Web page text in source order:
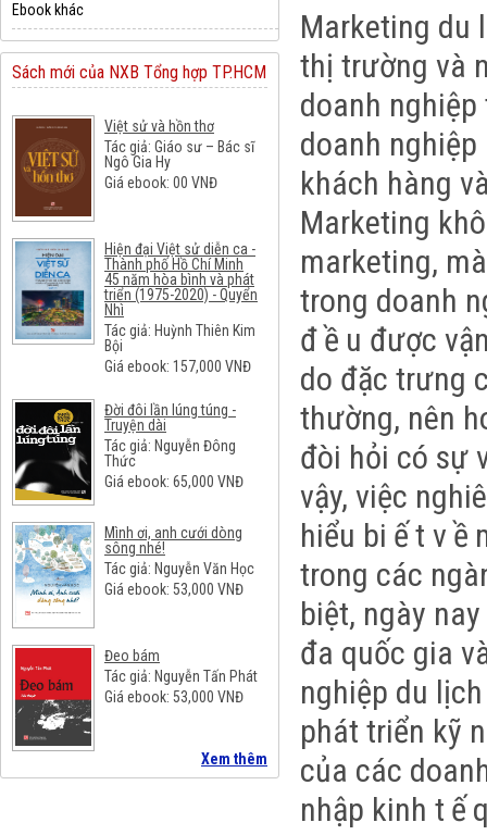
Ebook khác
Sách mới của NXB Tổng hợp TP.HCM
Việt sử và hồn thơ
Tác giả: Giáo sư – Bác sĩ
Ngô Gia Hy
Giá ebook: 00 VNĐ
Hiện đại Việt sử diễn ca -
Thành phố Hồ Chí Minh
45 năm hòa bình và phát
triển (1975-2020) - Quyển
Nhì
Tác giả: Huỳnh Thiên Kim
Bội
Giá ebook: 157,000 VNĐ
Đời đôi lần lúng túng -
Truyện dài
Tác giả: Nguyễn Đông
Thức
Giá ebook: 65,000 VNĐ
Mình ơi, anh cưới dòng
sông nhé!
Tác giả: Nguyễn Văn Học
Giá ebook: 53,000 VNĐ
Đeo bám
Tác giả: Nguyễn Tấn Phát
Giá ebook: 53,000 VNĐ
Xem thêm
Marketing du
thị trường và
doanh
doanh
khách hàng
Marketing
marketing,
trong doanh
đề u được
do đặc trưng
thường, nên
đòi hỏi có sự
vậy, việc
hiểu bi ết v ề
trong các
biệt, ngày
đa quốc gia
nghiệp du
phát triển kỹ
của các
nhập kinh t ế